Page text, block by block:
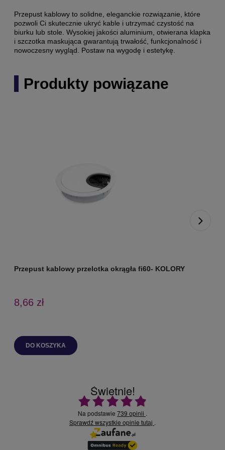
Przepust kablowy to solidne, eleganckie rozwiązanie, które
pozwoli Ci skutecznie ukryć kable i utrzymać czystość na
biurku lub stole. Wysokiej jakości aluminium, otwierana klapka
i szczotka maskująca gwarantują trwałość, funkcjonalność i
nowoczesny wygląd. Postaw na wygodę i estetykę.
Produkty powiązane
Przepust kablowy przelotka okrągła fi60- KOLORY
8,66 zł
DO KOSZYKA
Świetnie!
Ocena średnia 4.9 na 5
Na podstawie 739 opinii .
Sprawdź wszystkie opinie tutaj .